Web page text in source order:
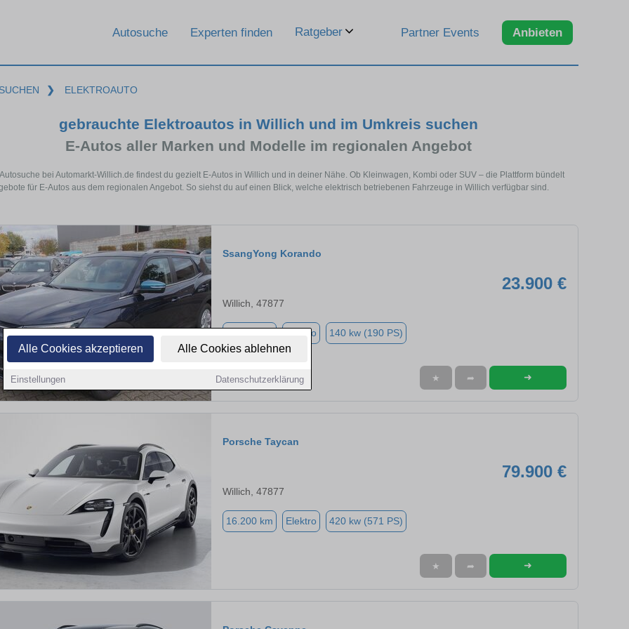
Alle Cookies akzeptieren Alle Cookies ablehnen
Einstellungen Datenschutzerklärung
Autosuche Experten finden Ratgeber Partner Events Anbieten
❯ ELEKTROAUTO
gebrauchte Elektroautos in Willich und im Umkreis suchen
E-Autos aller Marken und Modelle im regionalen Angebot
bei Automarkt-Willich.de findest du gezielt E-Autos in Willich und in deiner Nähe. Ob Kleinwagen, Kombi oder SUV – die Plattform bündelt
für E-Autos aus dem regionalen Angebot. So siehst du auf einen Blick, welche elektrisch betriebenen Fahrzeuge in Willich verfügbar sind.
SsangYong Korando
23.900 €
Willich, 47877
Elektro 140 kw (190 PS)
★ ➦ ➜
Porsche Taycan
79.900 €
Willich, 47877
16.200 km Elektro 420 kw (571 PS)
★ ➦ ➜